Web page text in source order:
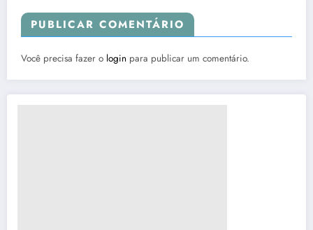
PUBLICAR COMENTÁRIO
Você precisa fazer o login para publicar um comentário.